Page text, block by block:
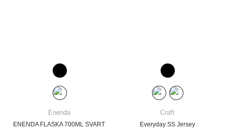
Enenda
ENENDA FLASKA 700ML SVART
Craft
Everyday SS Jersey